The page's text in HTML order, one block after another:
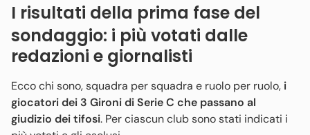
I risultati della prima fase del
sondaggio: i più votati dalle
redazioni e giornalisti
Ecco chi sono, squadra per squadra e ruolo per ruolo, i
giocatori dei 3 Gironi di Serie C che passano al
giudizio dei tifosi. Per ciascun club sono stati indicati i